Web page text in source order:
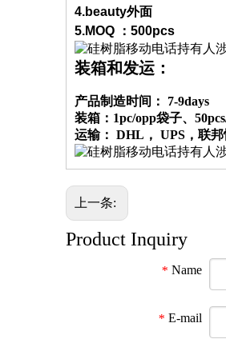
4.beauty外面
5.MOQ ：500pcs
装箱和发运：
产品制造时间： 7-9days
装箱：1pc/opp袋子、
运输： DHL， UPS，联
上一条:
Product Inquiry
* Name
* E-mail